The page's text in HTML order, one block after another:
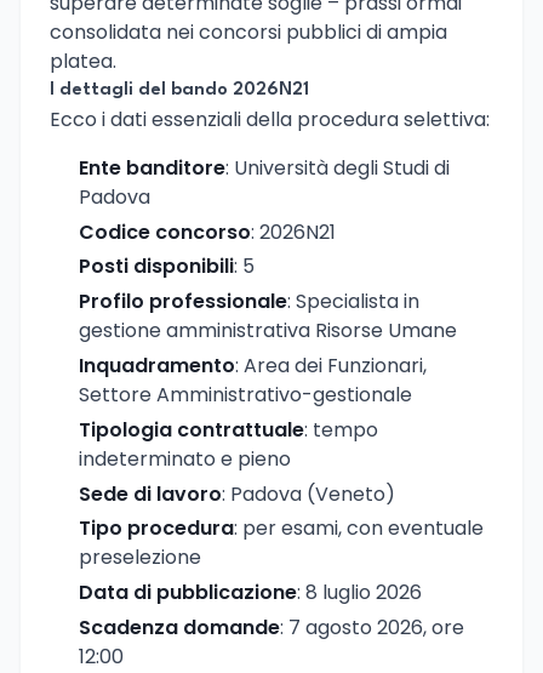
consolidata nei concorsi pubblici di ampia
platea.
I dettagli del bando 2026N21
Ecco i dati essenziali della procedura selettiva:
Ente banditore: Università degli Studi di
Padova
Codice concorso: 2026N21
Posti disponibili: 5
Profilo professionale: Specialista in
gestione amministrativa Risorse Umane
Inquadramento: Area dei Funzionari,
Settore Amministrativo-gestionale
Tipologia contrattuale: tempo
indeterminato e pieno
Sede di lavoro: Padova (Veneto)
Tipo procedura: per esami, con eventuale
preselezione
Data di pubblicazione: 8 luglio 2026
Scadenza domande: 7 agosto 2026, ore
12:00